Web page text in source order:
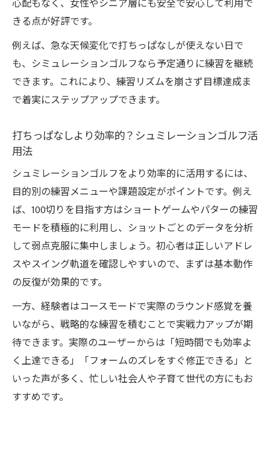
心配もなく、女性やシニア層にも安全で安心して利用で
きる点が好評です。
例えば、急な天候変化で打ちっぱなしが使えない日で
も、シミュレーションゴルフなら予定通りに練習を継続
できます。これにより、練習リズムを崩さず目標達成ま
で着実にステップアップできます。
打ちっぱなしより効率的？シュミレーションゴルフ活
用法
シュミレーションゴルフをより効率的に活用するには、
目的別の練習メニューや課題設定がポイントです。例え
ば、100切りを目指す方はショートゲームやパターの練習
モードを積極的に利用し、ショットごとのデータを分析
して弱点克服に集中しましょう。初心者は正しいアドレ
スやスイング軌道を確認しやすいので、まずは基本動作
の反復が効果的です。
一方、経験者はコースモードで実際のラウンド感覚を養
いながら、戦略的な練習を積むことで実戦力アップが期
待できます。実際のユーザーからは「短時間でも効率よ
く上達できる」「フォームのズレをすぐ修正できる」と
いった声が多く、忙しい社会人や子育て世代の方にもお
すすめです。